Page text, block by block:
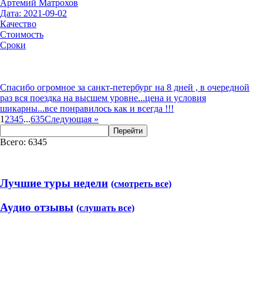
Артемий Матрохов
Дата: 2021-09-02
Качество
Стоимость
Сроки
Спасибо огромное за санкт-петербург на 8 дней , в очередной
раз вся поездка на высшем уровне...цена и условия
шикарны...все понравилось как и всегда !!!
1 2345...635Следующая »
Перейти
Всего: 6345
Лучшие туры недели (смотреть все)
Аудио отзывы (слушать все)